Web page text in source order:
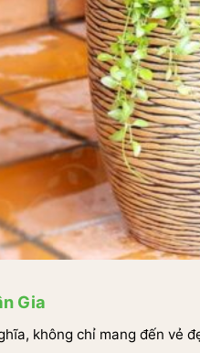
Gia
không chỉ mang đến vẻ